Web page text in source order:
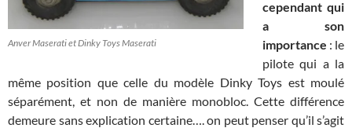
Anver Maserati et Dinky Toys Maserati
cependant qui
a son
importance : le
pilote qui a la
même position que celle du modèle Dinky Toys est moulé
séparément, et non de manière monobloc. Cette différence
demeure sans explication certaine…. on peut penser qu’il s’agit